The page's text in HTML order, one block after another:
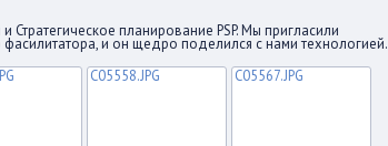
Стратегическое планирование PSP. Мы пригласили
и он щедро поделился с нами технологией.